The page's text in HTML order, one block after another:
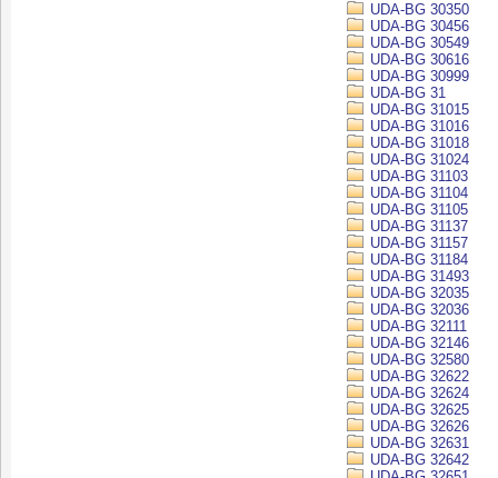
UDA-BG 30350
UDA-BG 30456
UDA-BG 30549
UDA-BG 30616
UDA-BG 30999
UDA-BG 31
UDA-BG 31015
UDA-BG 31016
UDA-BG 31018
UDA-BG 31024
UDA-BG 31103
UDA-BG 31104
UDA-BG 31105
UDA-BG 31137
UDA-BG 31157
UDA-BG 31184
UDA-BG 31493
UDA-BG 32035
UDA-BG 32036
UDA-BG 32111
UDA-BG 32146
UDA-BG 32580
UDA-BG 32622
UDA-BG 32624
UDA-BG 32625
UDA-BG 32626
UDA-BG 32631
UDA-BG 32642